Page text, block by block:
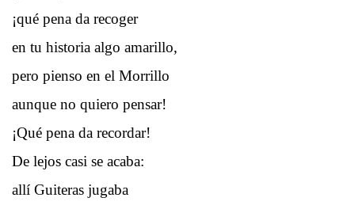
¡qué pena da recoger
en tu historia algo amarillo,
pero pienso en el Morrillo
aunque no quiero pensar!
¡Qué pena da recordar!
De lejos casi se acaba:
allí Guiteras jugaba